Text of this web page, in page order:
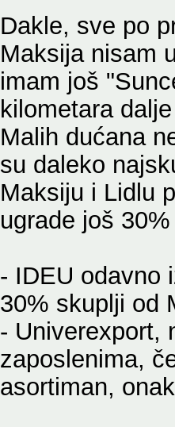
Dakle, sve po
Maksija nisam
imam još
kilometara
Malih dućana
su daleko
Maksiju i Lidlu
ugrade još 30%
- IDEU odavno
30% skuplji od
- Univerexport,
zaposlenima,
asortiman,